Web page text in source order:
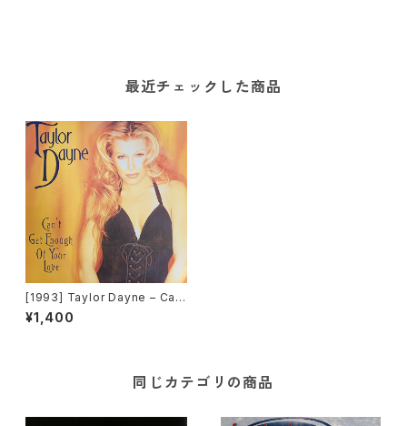
最近チェックした商品
[1993] Taylor Dayne – Ca
n't Get Enough Of Your Lov
e [Arista]
¥1,400
同じカテゴリの商品